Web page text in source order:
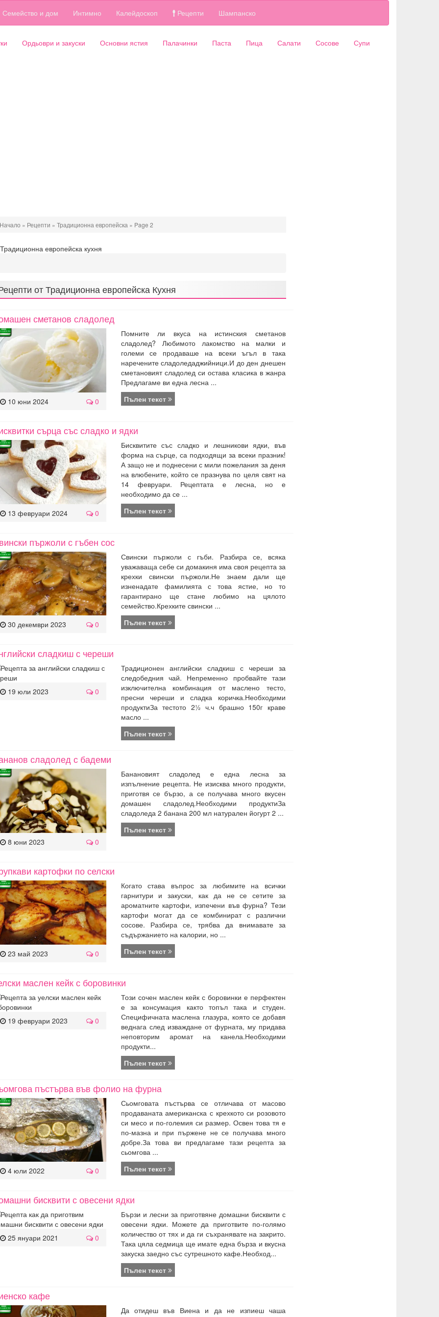
Семейство и дом Интимно Калейдоскоп Рецепти Шампанско
Ордьоври и закуски Основни ястия Палачинки Паста Пица Салати Сосове Супи
Начало » Рецепти » Традиционна европейска » Page 2
отТрадиционна европейска Кухня
сметанов сладолед
10 юни 2024 0
Помните ли вкуса на истинския сметанов
сладолед? Любимото лакомство на малки и
големи се продаваше на всеки ъгъл в така
наречените сладоледаджийници.И до ден днешен
сметановият сладолед си остава класика в жанра
Предлагаме ви една лесна ...
Пълен текст
сърца със сладко и ядки
13 февруари 2024 0
Бисквитите със сладко и лешникови ядки, във
форма на сърце, са подходящи за всеки празник!
А защо не и поднесени с мили пожелания за деня
на влюбените, който се празнува по целя свят на
14 февруари. Рецептата е лесна, но е
необходимо да се ...
Пълен текст
пържоли с гъбен сос
30 декември 2023 0
Свински пържоли с гъби. Разбира се, всяка
уважаваща себе си домакиня има своя рецепта за
крехки свински пържоли.Не знаем дали ще
изненадате фамилията с това ястие, но то
гарантирано ще стане любимо на цялото
семейство.Крехките свински ...
Пълен текст
сладкиш с череши
19 юли 2023 0
Традиционен английски сладкиш с череши за
следобедния чай. Непременно пробвайте тази
изключителна комбинация от маслено тесто,
пресни череши и сладка коричка.Необходими
продуктиЗа тестото 2½ ч.ч брашно 150г краве
масло ...
Пълен текст
сладолед с бадеми
8 юни 2023 0
Банановият сладолед е една лесна за
изпълнение рецепта. Не изисква много продукти,
приготвя се бързо, а се получава много вкусен
домашен сладолед.Необходими продуктиЗа
сладоледа 2 банана 200 мл натурален йогурт 2 ...
Пълен текст
картофки по селски
23 май 2023 0
Когато става въпрос за любимите на всички
гарнитури и закуски, как да не се сетите за
ароматните картофи, изпечени във фурна? Тези
картофи могат да се комбинират с различни
сосове. Разбира се, трябва да внимавате за
съдържанието на калории, но ...
Пълен текст
маслен кейк с боровинки
19 февруари 2023 0
Този сочен маслен кейк с боровинки е перфектен
е за консумация както топъл така и студен.
Специфичната маслена глазура, която се добавя
веднага след изваждане от фурната, му придава
неповторим аромат на канела.Необходими
продукти...
Пълен текст
пъстърва във фолио на фурна
4 юли 2022 0
Сьомговата пъстърва се отличава от масово
продаваната американска с крехкото си розовото
си месо и по-големия си размер. Освен това тя е
по-мазна и при пържене не се получава много
добре.За това ви предлагаме тази рецепта за
сьомгова ...
Пълен текст
бисквити с овесени ядки
25 януари 2021 0
Бързи и лесни за приготвяне домашни бисквити с
овесени ядки. Можете да приготвите по-голямо
количество от тях и да ги съхранявате на закрито.
Така цяла седмица ще имате една бърза и вкусна
закуска заедно със сутрешното кафе.Необход...
Пълен текст
кафе
Да отидеш във Виена и да не изпиеш чаша